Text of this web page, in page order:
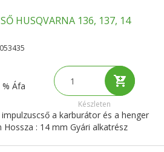
HUSQVARNA 136, 137, 14
% Áfa
Készleten
a karburátor és a henger
: 14 mm Gyári alkatrész